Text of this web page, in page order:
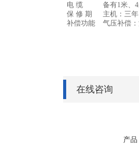
电 缆 备有1米、4
保 修 期
主机：三
补偿功能
气压补偿
在线咨询
产品